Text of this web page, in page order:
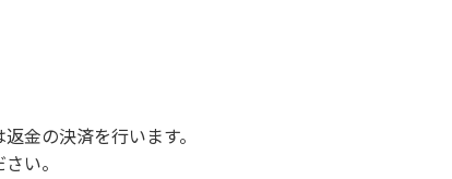
て床面から高さ60cm以上離してご利
金の決済を行います。
い。